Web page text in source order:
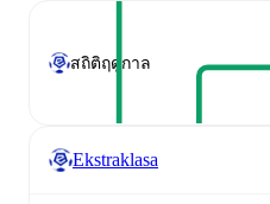
สถิติฤดูกาล
Ekstraklasa